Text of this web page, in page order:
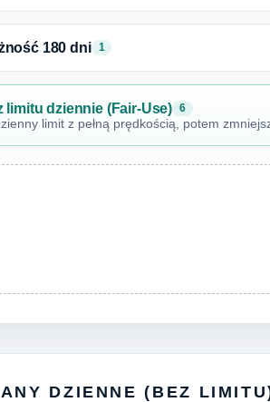
180 dni 1
limitu dziennie (Fair-Use) 6
limit z pełną prędkością, potem
DZIENNE (BEZ